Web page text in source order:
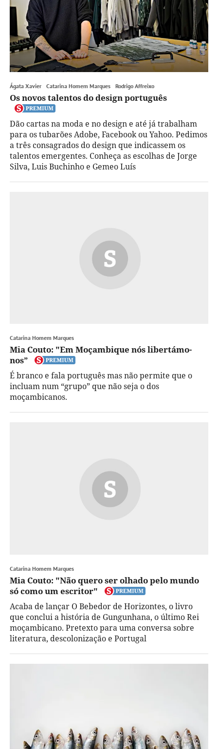
Ágata Xavier Catarina Homem Marques Rodrigo Affreixo
Os novos talentos do design português
Dão cartas na moda e no design e até já trabalham
para os tubarões Adobe, Facebook ou Yahoo. Pedimos
a três consagrados do design que indicassem os
talentos emergentes. Conheça as escolhas de Jorge
Silva, Luis Buchinho e Gemeo Luís
Catarina Homem Marques
Mia Couto: "Em Moçambique nós libertámo-
nos”
É branco e fala português mas não permite que o
incluam num “grupo” que não seja o dos
moçambicanos.
Catarina Homem Marques
Mia Couto: "Não quero ser olhado pelo mundo
só como um escritor"
Acaba de lançar O Bebedor de Horizontes, o livro
que conclui a história de Gungunhana, o último Rei
moçambicano. Pretexto para uma conversa sobre
literatura, descolonização e Portugal